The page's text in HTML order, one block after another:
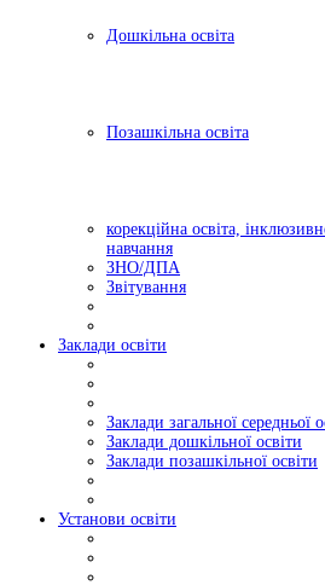
Дошкільна освіта
Позашкільна освіта
корекційна освіта,
навчання
ЗНО/ДПА
Звітування
Заклади освіти
Заклади загальної середньої
Заклади дошкільної освіти
Заклади позашкільної освіти
Установи освіти